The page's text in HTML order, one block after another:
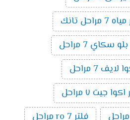
تانك
سكاي 7 مراحل
7 مراحل
جيت ٧ مراحل
فلتر ro 7 مراحل